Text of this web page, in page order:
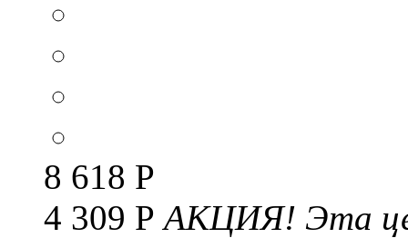
8 618 Р
4 309 РАКЦИЯ! Эта